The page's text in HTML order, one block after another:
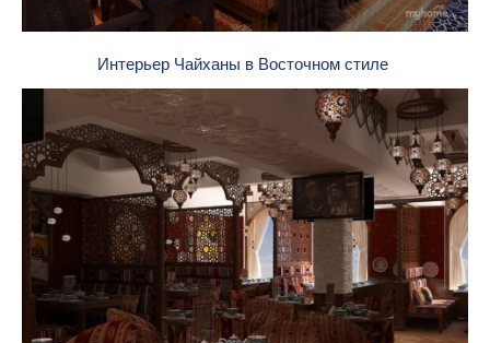
Интерьер Чайханы в Восточном стиле